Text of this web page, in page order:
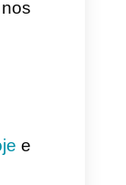
tem
o
de